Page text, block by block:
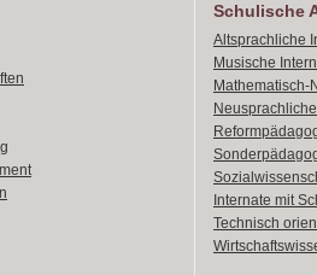
Schulische
Altsprachliche
Musische
Mathematisch-
Internate mit
Technisch